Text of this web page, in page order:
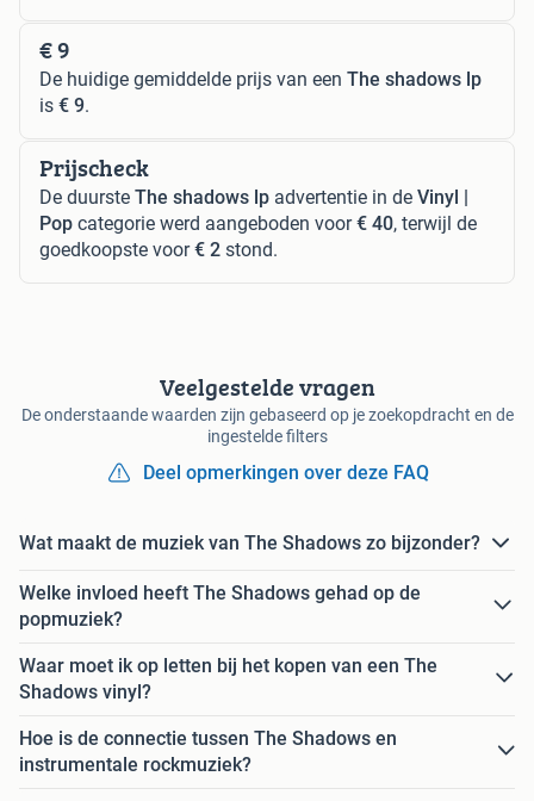
€ 9
De huidige gemiddelde prijs van een The shadows lp
is € 9.
Prijscheck
De duurste The shadows lp advertentie in de Vinyl |
Pop categorie werd aangeboden voor€ 40, terwijl de
goedkoopste voor€ 2 stond.
Veelgestelde vragen
De onderstaande waarden zijn gebaseerd op je zoekopdracht en de
ingestelde filters
Deel opmerkingen over deze FAQ
Wat maakt de muziek van The Shadows zo bijzonder?
Welke invloed heeft The Shadows gehad op de
popmuziek?
Waar moet ik op letten bij het kopen van een The
Shadows vinyl?
Hoe is de connectie tussen The Shadows en
instrumentale rockmuziek?